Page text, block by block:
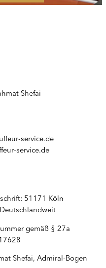
Shefai
service.de
service.de
51171 Köln
gemäß § 27a
Shefai, Admiral-Bogen